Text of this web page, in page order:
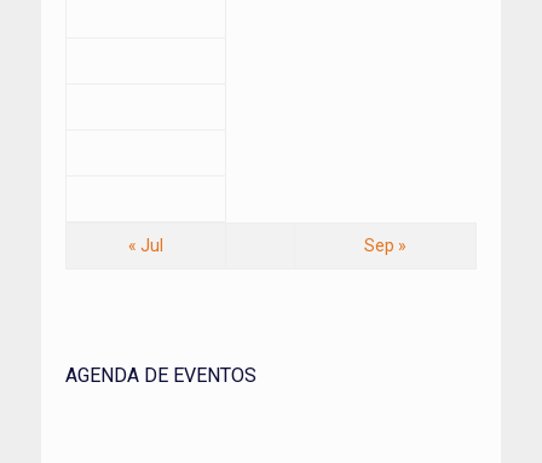
« Jul Sep »
AGENDA DE EVENTOS